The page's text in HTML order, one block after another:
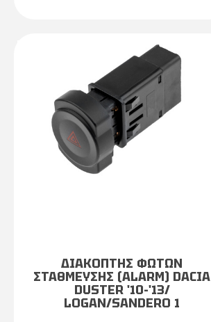
ΔΙΑΚΟΠΤΗΣ ΦΩΤΩΝ
ΣΤΑΘΜΕΥΣΗΣ (ALARM) DACIA
DUSTER '10-'13/
LOGAN/SANDERO 1